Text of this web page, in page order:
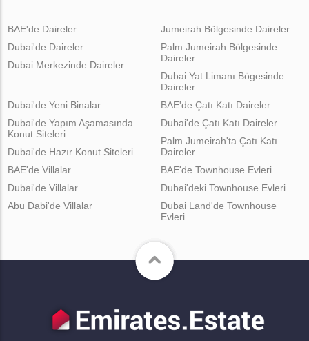
BAE'de Daireler
Dubai'de Daireler
Dubai Merkezinde Daireler
Jumeirah Bölgesinde Daireler
Palm Jumeirah Bölgesinde
Daireler
Dubai Yat Limanı Bögesinde
Daireler
Dubai'de Yeni Binalar
Dubai'de Yapım Aşamasında
Konut Siteleri
Dubai'de Hazır Konut Siteleri
BAE'de Çatı Katı Daireler
Dubai'de Çatı Katı Daireler
Palm Jumeirah'ta Çatı Katı
Daireler
BAE'de Villalar
Dubai'de Villalar
Abu Dabi'de Villalar
BAE'de Townhouse Evleri
Dubai'deki Townhouse Evleri
Dubai Land'de Townhouse
Evleri